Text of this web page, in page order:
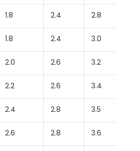
1.8 2.4 2.8
1.8 2.4 3.0
2.0 2.6 3.2
2.2 2.6 3.4
2.4 2.8 3.5
2.6 2.8 3.6